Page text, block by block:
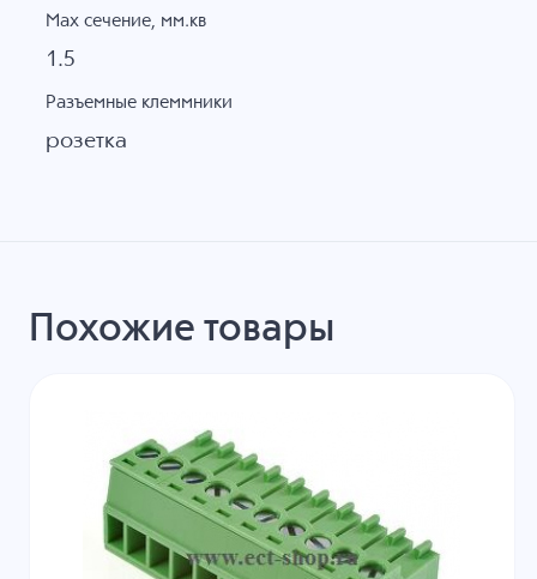
Max сечение, мм.кв
1.5
Разъемные клеммники
розетка
Похожие товары